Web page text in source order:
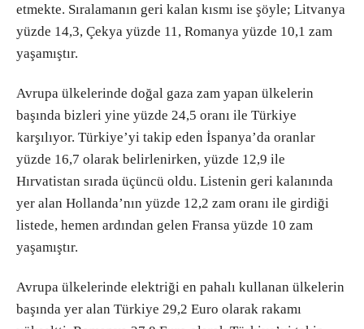
etmekte. Sıralamanın geri kalan kısmı ise şöyle; Litvanya
yüzde 14,3, Çekya yüzde 11, Romanya yüzde 10,1 zam
yaşamıştır.
Avrupa ülkelerinde doğal gaza zam yapan ülkelerin
başında bizleri yine yüzde 24,5 oranı ile Türkiye
karşılıyor. Türkiye’yi takip eden İspanya’da oranlar
yüzde 16,7 olarak belirlenirken, yüzde 12,9 ile
Hırvatistan sırada üçüncü oldu. Listenin geri kalanında
yer alan Hollanda’nın yüzde 12,2 zam oranı ile girdiği
listede, hemen ardından gelen Fransa yüzde 10 zam
yaşamıştır.
Avrupa ülkelerinde elektriği en pahalı kullanan ülkelerin
başında yer alan Türkiye 29,2 Euro olarak rakamı